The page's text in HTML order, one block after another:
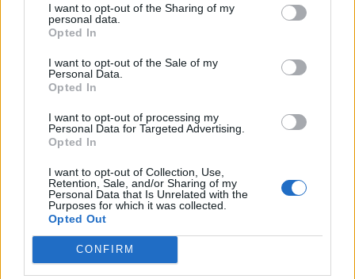
I want to opt-out of the Sharing of my
personal data.
Opted In
I want to opt-out of the Sale of my
Personal Data.
Opted In
I want to opt-out of processing my
Personal Data for Targeted Advertising.
Opted In
I want to opt-out of Collection, Use,
Retention, Sale, and/or Sharing of my
Personal Data that Is Unrelated with the
Purposes for which it was collected.
Opted Out
CONFIRM
Populaires
Médicament retiré en urgence pour risques graves et données falsifiées
Ce cancer mortel explose chez les personnes nées après 1980 : le
Je suis cardiologue et voici le seul chocolat que je valide : c’est le
meilleur pour le cœur